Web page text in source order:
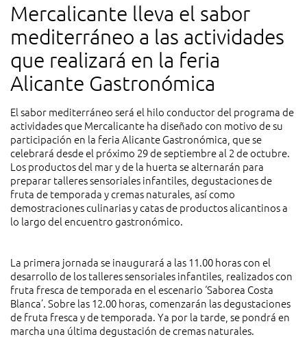
Mercalicante lleva el sabor
mediterráneo a las actividades
que realizará en la feria
Alicante Gastronómica
El sabor mediterráneo será el hilo conductor del programa de
actividades que Mercalicante ha diseñado con motivo de su
participación en la feria Alicante Gastronómica, que se
celebrará desde el próximo 29 de septiembre al 2 de octubre.
Los productos del mar y de la huerta se alternarán para
preparar talleres sensoriales infantiles, degustaciones de
fruta de temporada y cremas naturales, así como
demostraciones culinarias y catas de productos alicantinos a
lo largo del encuentro gastronómico.
La primera jornada se inaugurará a las 11.00 horas con el
desarrollo de los talleres sensoriales infantiles, realizados con
fruta fresca de temporada en el escenario ‘Saborea Costa
Blanca’. Sobre las 12.00 horas, comenzarán las degustaciones
de fruta fresca y de temporada. Ya por la tarde, se pondrá en
marcha una última degustación de cremas naturales.